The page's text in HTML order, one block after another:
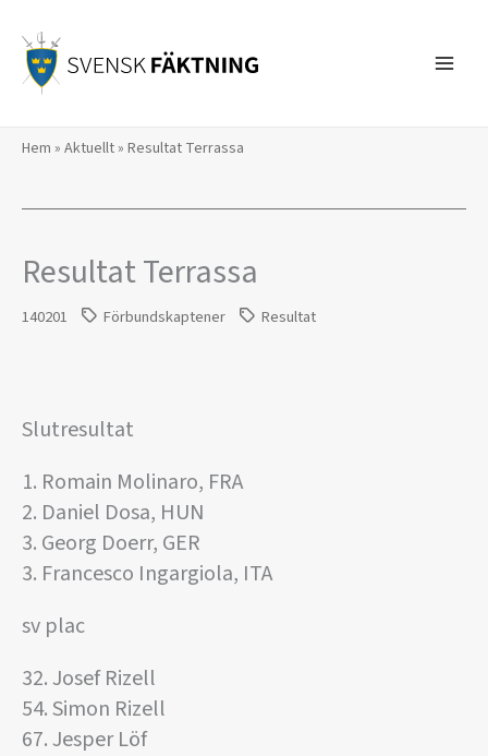
innehåll
Hem » Aktuellt» Resultat Terrassa
Resultat Terrassa
140201 Förbundskaptener Resultat
Slutresultat
1. Romain Molinaro, FRA
2. Daniel Dosa, HUN
3. Georg Doerr, GER
3. Francesco Ingargiola, ITA
sv plac
32. Josef Rizell
54. Simon Rizell
67. Jesper Löf